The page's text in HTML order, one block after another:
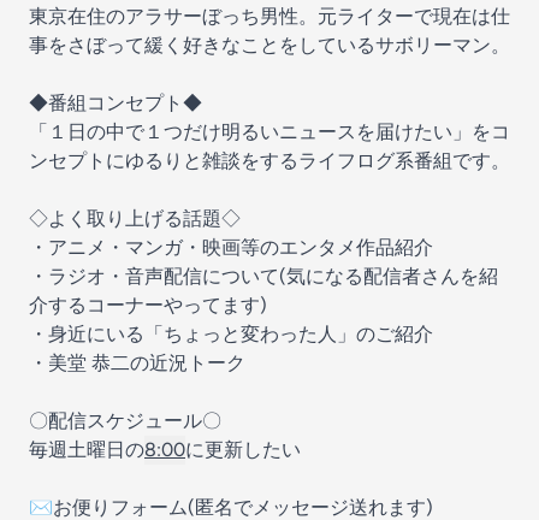
東京在住のアラサーぼっち男性。元ライターで現在は仕
事をさぼって緩く好きなことをしているサボリーマン。
◆番組コンセプト◆
「１日の中で１つだけ明るいニュースを届けたい」をコ
ンセプトにゆるりと雑談をするライフログ系番組です。
◇よく取り上げる話題◇
・アニメ・マンガ・映画等のエンタメ作品紹介
・ラジオ・音声配信について(気になる配信者さんを紹
介するコーナーやってます)
・身近にいる「ちょっと変わった人」のご紹介
・美堂 恭二の近況トーク
〇配信スケジュール〇
毎週土曜日の8:00に更新したい
✉お便りフォーム(匿名でメッセージ送れます)